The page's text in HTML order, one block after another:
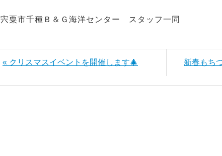
宍粟市千種Ｂ＆Ｇ海洋センター スタッフ一同
« クリスマスイベントを開催します🎄
新春もち